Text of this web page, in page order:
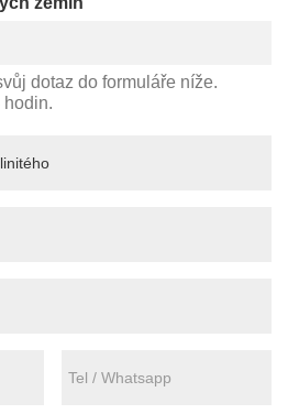
dotaz do formuláře níže.
hodin.